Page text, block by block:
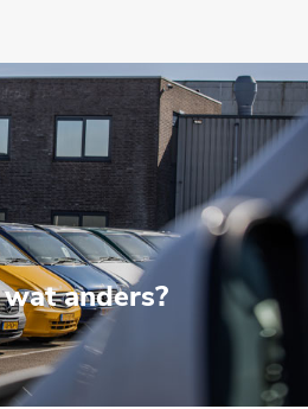
anders?